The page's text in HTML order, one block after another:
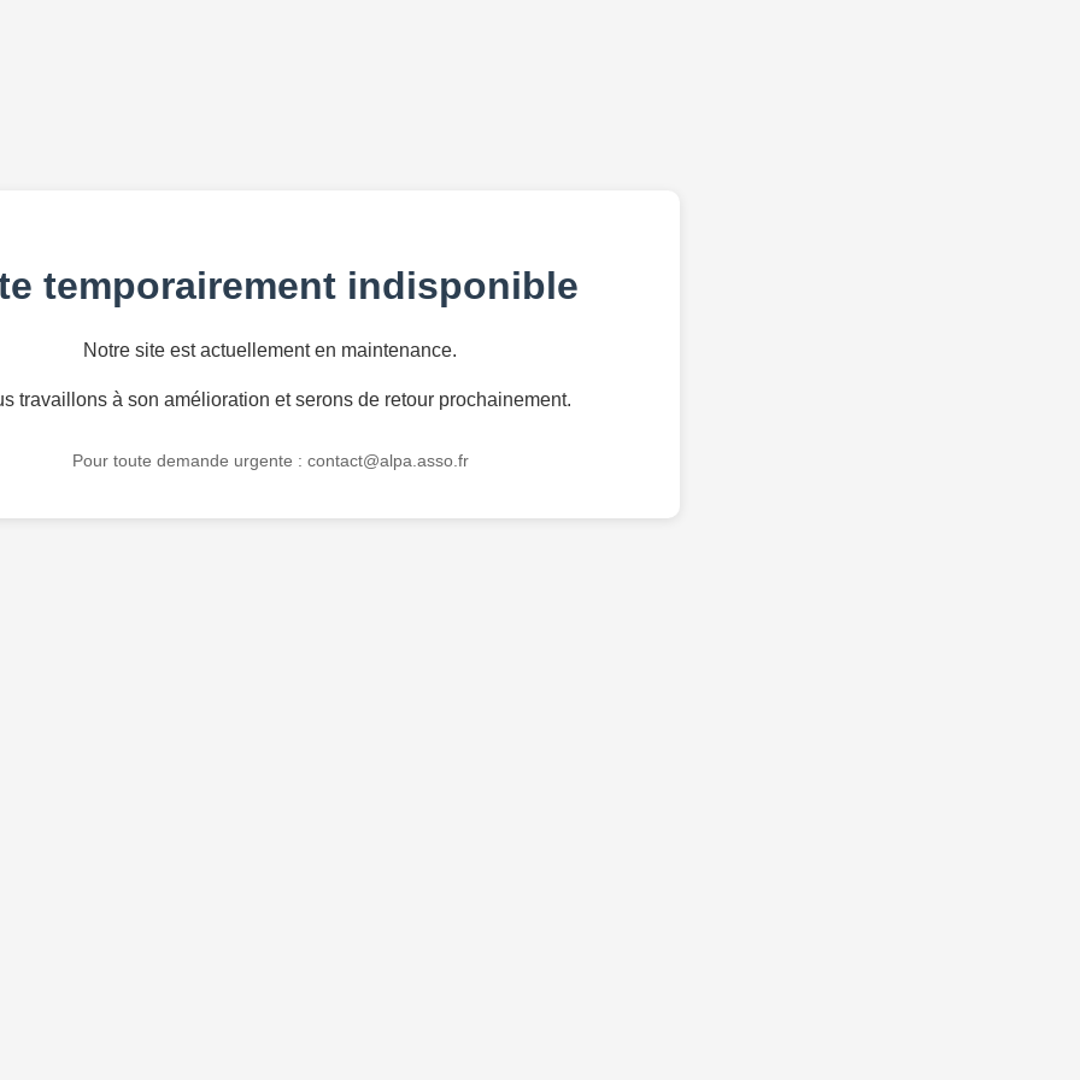
temporairement indisponible
Notre site est actuellement en maintenance.
travaillons à son amélioration et serons de retour prochainement.
Pour toute demande urgente : contact@alpa.asso.fr